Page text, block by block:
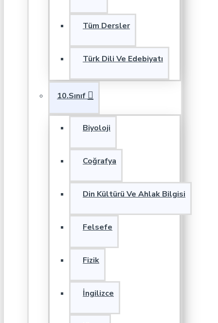
Tüm Dersler
Türk Dili Ve Edebiyatı
10.Sınıf
Biyoloji
Coğrafya
Din Kültürü Ve Ahlak Bilgisi
Felsefe
Fizik
İngilizce